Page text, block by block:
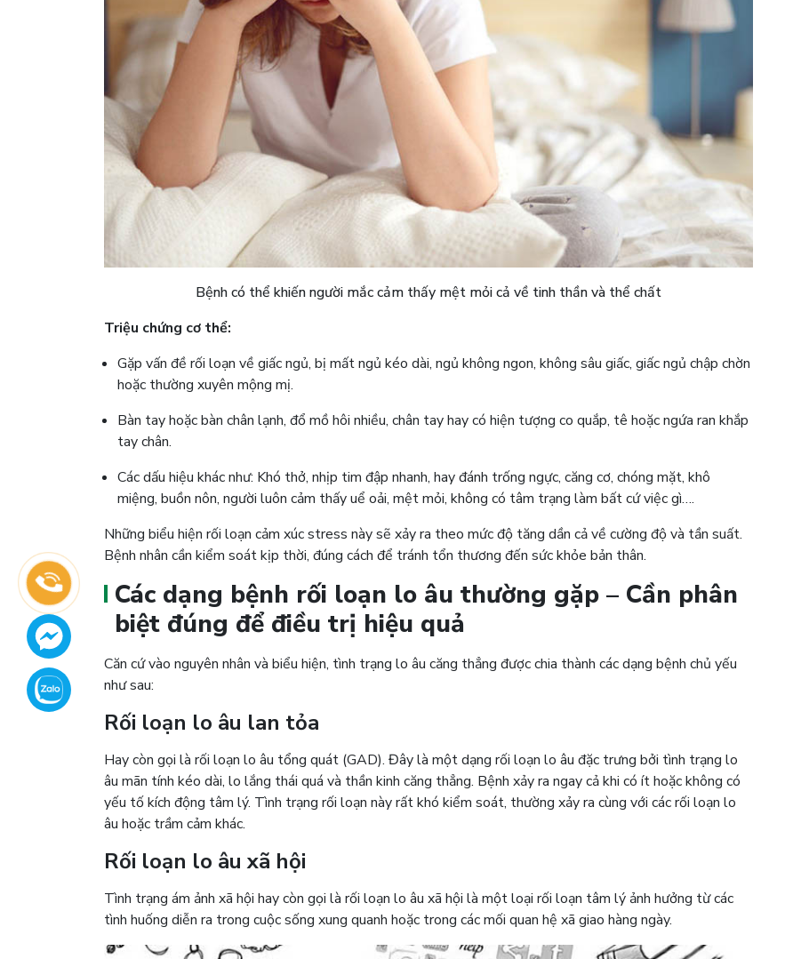
Bệnh có thể khiến người mắc cảm thấy mệt mỏi cả về tinh thần và thể chất
Triệu chứng cơ thể:
Gặp vấn đề rối loạn về giấc ngủ, bị mất ngủ kéo dài, ngủ không ngon, không sâu giấc, giấc ngủ chập chờn
hoặc thường xuyên mộng mị.
Bàn tay hoặc bàn chân lạnh, đổ mồ hôi nhiều, chân tay hay có hiện tượng co quắp, tê hoặc ngứa ran khắp
tay chân.
Các dấu hiệu khác như: Khó thở, nhịp tim đập nhanh, hay đánh trống ngực, căng cơ, chóng mặt, khô
miệng, buồn nôn, người luôn cảm thấy uể oải, mệt mỏi, không có tâm trạng làm bất cứ việc gì….
Những biểu hiện rối loạn cảm xúc stress này sẽ xảy ra theo mức độ tăng dần cả về cường độ và tần suất.
Bệnh nhân cần kiểm soát kịp thời, đúng cách để tránh tổn thương đến sức khỏe bản thân.
Các dạng bệnh rối loạn lo âu thường gặp – Cần phân
biệt đúng để điều trị hiệu quả
Căn cứ vào nguyên nhân và biểu hiện, tình trạng lo âu căng thẳng được chia thành các dạng bệnh chủ yếu
như sau:
Rối loạn lo âu lan tỏa
Hay còn gọi là rối loạn lo âu tổng quát (GAD). Đây là một dạng rối loạn lo âu đặc trưng bởi tình trạng lo
âu mãn tính kéo dài, lo lắng thái quá và thần kinh căng thẳng. Bệnh xảy ra ngay cả khi có ít hoặc không có
yếu tố kích động tâm lý. Tình trạng rối loạn này rất khó kiểm soát, thường xảy ra cùng với các rối loạn lo
âu hoặc trầm cảm khác.
Rối loạn lo âu xã hội
Tình trạng ám ảnh xã hội hay còn gọi là rối loạn lo âu xã hội là một loại rối loạn tâm lý ảnh hưởng từ các
tình huống diễn ra trong cuộc sống xung quanh hoặc trong các mối quan hệ xã giao hàng ngày.